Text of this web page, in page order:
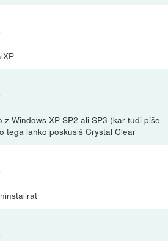
Windows XP SP2 ali SP3 (kar tudi piše
tega lahko poskusiš Crystal Clear